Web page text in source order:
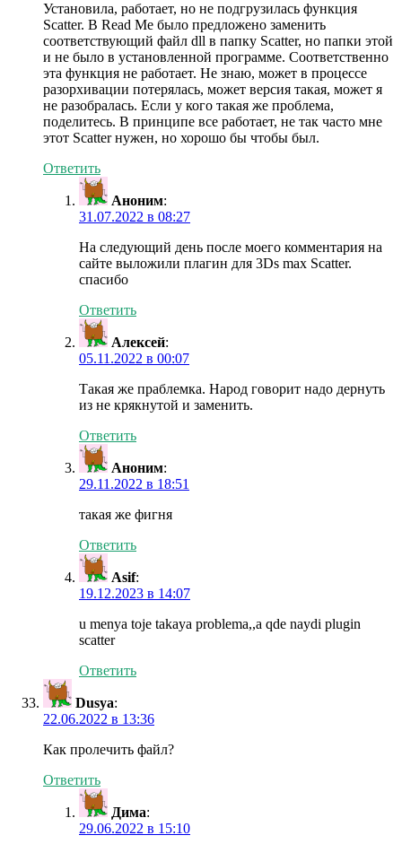
Установила, работает, но не подгрузилась функция
Scatter. В Read Me было предложено заменить
соответствующий файл dll в папку Scatter, но папки этой
и не было в установленной программе. Соответственно
эта функция не работает. Не знаю, может в процессе
разорхивации потерялась, может версия такая, может я
не разобралась. Если у кого такая же проблема,
поделитесь. В принципе все работает, не так часто мне
этот Scatter нужен, но хорошо бы чтобы был.
Ответить
Аноним:
31.07.2022 в 08:27
На следующий день после моего комментария на
сайте выложили плагин для 3Ds max Scatter.
спасибо
Ответить
Алексей:
05.11.2022 в 00:07
Такая же праблемка. Народ говорит надо дернуть
из не крякнутой и заменить.
Ответить
Аноним:
29.11.2022 в 18:51
такая же фигня
Ответить
Asif:
19.12.2023 в 14:07
u menya toje takaya problema,,a qde naydi plugin
scatter
Ответить
Dusya:
22.06.2022 в 13:36
Как пролечить файл?
Ответить
Дима:
29.06.2022 в 15:10